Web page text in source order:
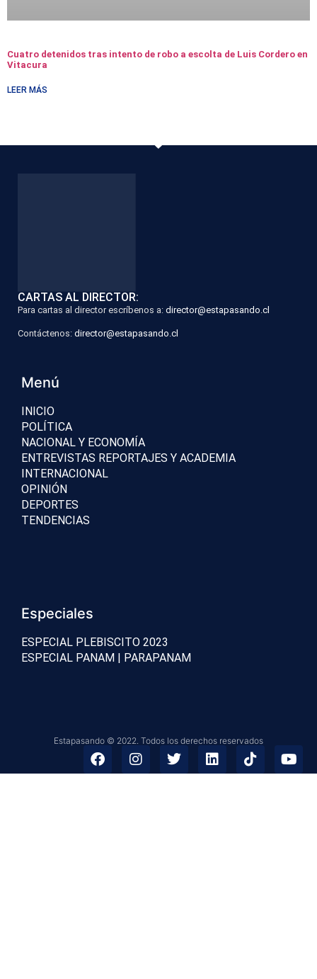
Cuatro detenidos tras intento de robo a escolta de Luis Cordero en
Vitacura
LEER MÁS
CARTAS AL DIRECTOR:
Para cartas al director escríbenos a: director@estapasando.cl
Contáctenos: director@estapasando.cl
Menú
INICIO
POLÍTICA
NACIONAL Y ECONOMÍA
ENTREVISTAS REPORTAJES Y ACADEMIA
INTERNACIONAL
OPINIÓN
DEPORTES
TENDENCIAS
Especiales
ESPECIAL PLEBISCITO 2023
ESPECIAL PANAM | PARAPANAM
Estapasando © 2022. Todos los derechos reservados